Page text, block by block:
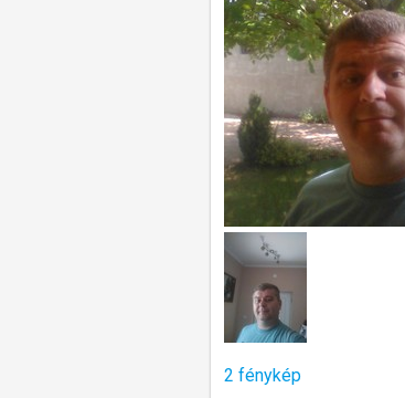
2 fénykép